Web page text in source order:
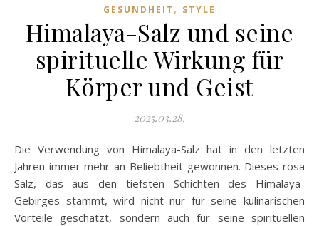
GESUNDHEIT , STYLE
Himalaya-Salz und seine
spirituelle Wirkung für
Körper und Geist
2025.03.28.
Die Verwendung von Himalaya-Salz hat in den letzten
Jahren immer mehr an Beliebtheit gewonnen. Dieses rosa
Salz, das aus den tiefsten Schichten des Himalaya-
Gebirges stammt, wird nicht nur für seine kulinarischen
Vorteile geschätzt, sondern auch für seine spirituellen